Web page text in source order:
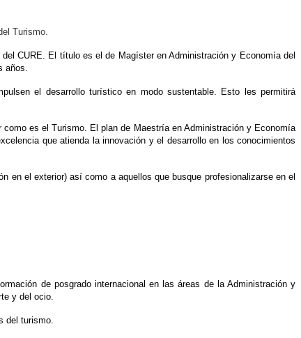
Turismo.
CURE. El título es el de Magíster en Administración y Economía del
años.
el desarrollo turístico en modo sustentable. Esto les permitirá
es el Turismo. El plan de Maestría en Administración y Economía
que atienda la innovación y el desarrollo en los conocimientos
en el exterior) así como a aquellos que busque profesionalizarse en el
de posgrado internacional en las áreas de la Administración y
y del ocio.
del turismo.